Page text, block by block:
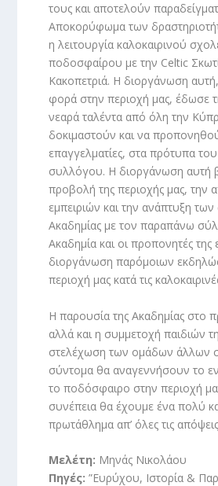
τους και αποτελούν
Αποκορύφωμα των
η λειτουργία καλοκαιρινού
ποδοσφαίρου με την Celtic
Κακοπετριά. Η διοργάνωση
φορά στην περιοχή μας, έδωσε
νεαρά ταλέντα από όλη την
δοκιμαστούν και να
επαγγελματίες, στα πρότυπα
συλλόγου. Η διοργάνωση αυτή
προβολή της περιοχής μας, την
εμπειριών και την ανάπτυξη
Ακαδημίας με τον παραπάνω
Ακαδημία και οι προπονητές της
διοργάνωση παρόμοιων
περιοχή μας κατά τις
Η παρουσία της Ακαδημίας στο
αλλά και η συμμετοχή παιδιών
στελέχωση των ομάδων άλλων
σύντομα θα αναγεννήσουν το
το ποδόσφαιρο στην περιοχή
συνέπεια θα έχουμε ένα πολύ
πρωτάθλημα απ’ όλες τις
Μελέτη: Μηνάς Νικολάου
Πηγές:”Ευρύχου, Ιστορία &